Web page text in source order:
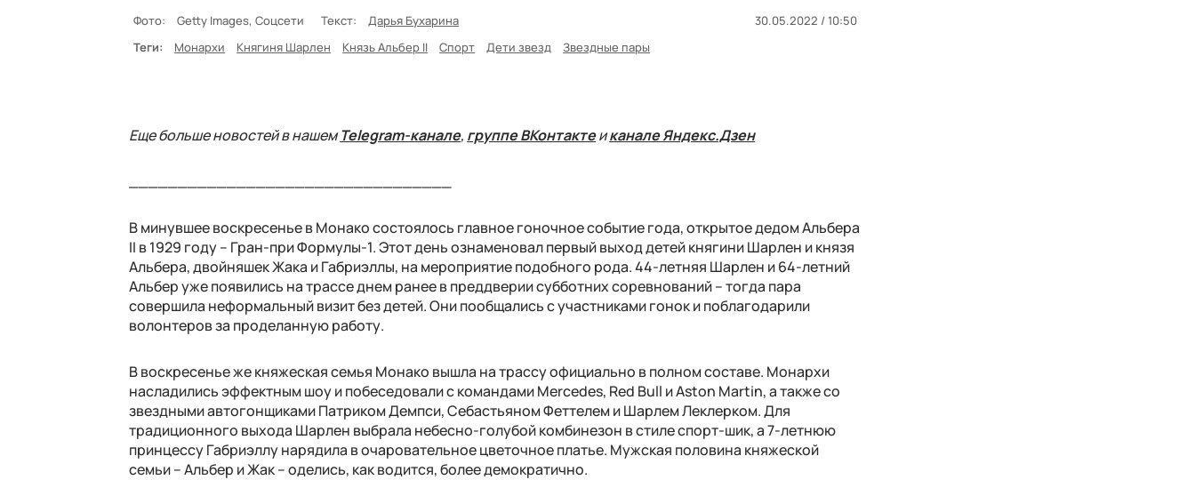
Фото: Getty Images, Соцсети Текст: Дарья Бухарина
30.05.2022 / 10:50
Теги:
Монархи Княгиня Шарлен Князь Альбер II Спорт Дети звезд Звездные пары
Еще больше новостей в нашемTelegram-канале, группе ВКонтактеиканале Яндекс.Дзен
В минувшее воскресенье в Монако состоялось главное гоночное событие года, открытое дедом Альбера
II в 1929 году – Гран-при Формулы-1. Этот день ознаменовал первый выход детей княгини Шарлен и князя
Альбера, двойняшек Жака и Габриэллы, на мероприятие подобного рода. 44-летняя Шарлен и 64-летний
Альбер уже появились на трассе днем ранее в преддверии субботних соревнований – тогда пара
совершила неформальный визит без детей. Они пообщались с участниками гонок и поблагодарили
волонтеров за проделанную работу.
В воскресенье же княжеская семья Монако вышла на трассу официально в полном составе. Монархи
насладились эффектным шоу и побеседовали с командами Mercedes, Red Bull и Aston Martin, а также со
звездными автогонщиками Патриком Демпси, Себастьяном Феттелем и Шарлем Леклерком. Для
традиционного выхода Шарлен выбрала небесно-голубой комбинезон в стиле спорт-шик, а 7-летнюю
принцессу Габриэллу нарядила в очаровательное цветочное платье. Мужская половина княжеской
семьи – Альбер и Жак – оделись, как водится, более демократично.